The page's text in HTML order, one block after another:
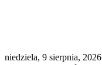
niedziela, 9 sierpnia, 2026